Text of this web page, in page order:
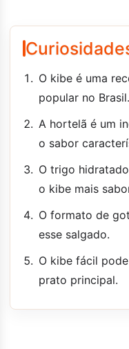
O kibe é uma
popular no Brasil.
A hortelã é um
o sabor
O trigo
o kibe mais
O formato de
esse salgado.
O kibe fácil
prato principal.